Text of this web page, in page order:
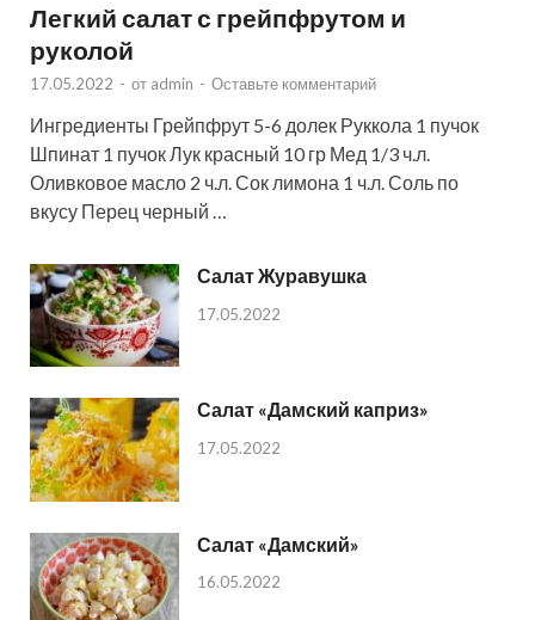
Легкий салат с грейпфрутом и
руколой
17.05.2022 - от admin - Оставьте комментарий
Ингредиенты Грейпфрут 5-6 долек Руккола 1 пучок
Шпинат 1 пучок Лук красный 10 гр Мед 1/3 ч.л.
Оливковое масло 2 ч.л. Сок лимона 1 ч.л. Соль по
вкусу Перец черный …
Салат Журавушка
17.05.2022
Салат «Дамский каприз»
17.05.2022
Салат «Дамский»
16.05.2022